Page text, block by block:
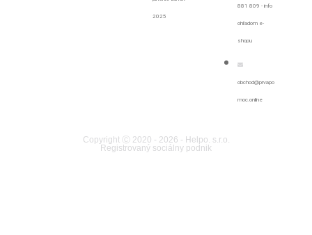
2025
881 809 - info
ohľadom e-
shopu
obchod@prvapo
moc.online
Copyright Ⓒ 2020 - 2026 - Helpo. s.r.o.
Registrovaný sociálny podnik